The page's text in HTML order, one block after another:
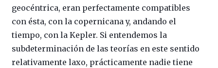
geocéntrica, eran perfectamente compatibles
con ésta, con la copernicana y, andando el
tiempo, con la Kepler. Si entendemos la
subdeterminación de las teorías en este sentido
relativamente laxo, prácticamente nadie tiene